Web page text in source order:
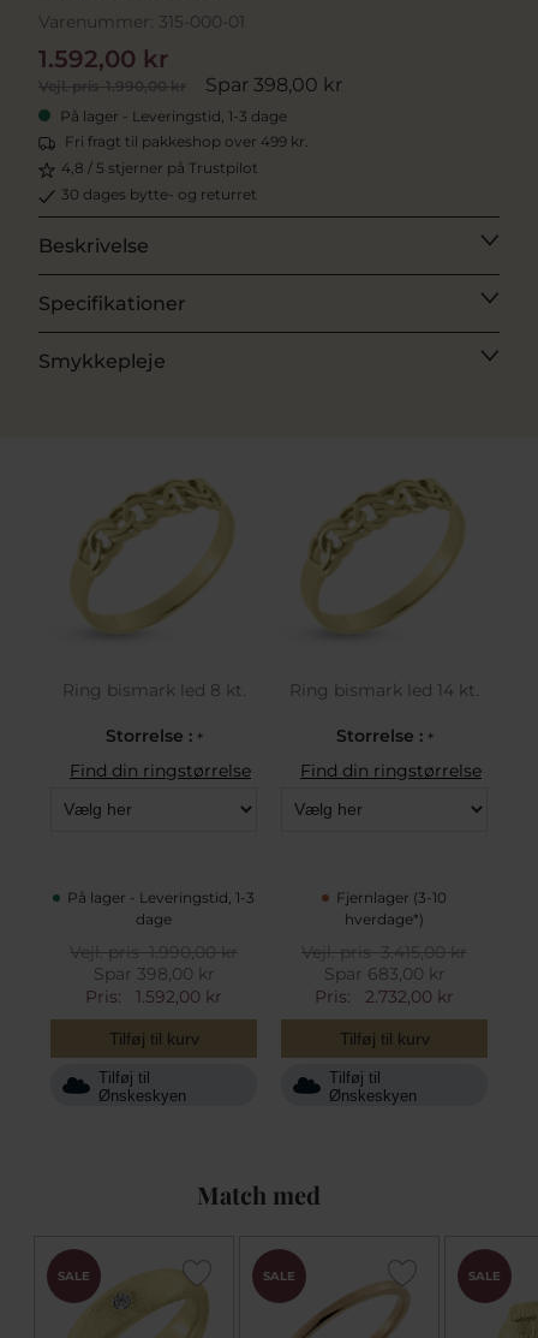
Varenummer: 315-000-01
Vejl. pris1.990,00 kr Spar 398,00 kr
1.592,00 kr
På lager - Leveringstid, 1-3 dage
Fri fragt til pakkeshop over 499 kr.
4,8 / 5 stjerner på Trustpilot
30 dages bytte- og returret
Beskrivelse
Specifikationer
Smykkepleje
Ring bismark led 8 kt.
Storrelse : *
Find din ringstørrelse
På lager - Leveringstid, 1-3
dage
Vejl. pris1.990,00 kr
Spar 398,00 kr
Pris:
1.592,00 kr
Tilføj til kurv
Tilføj til
Ønskeskyen
Ring bismark led 14 kt.
Storrelse : *
Find din ringstørrelse
Fjernlager (3-10
hverdage*)
Vejl. pris3.415,00 kr
Spar 683,00 kr
Pris:
2.732,00 kr
Tilføj til kurv
Tilføj til
Ønskeskyen
Match med
SALE SALE SALE